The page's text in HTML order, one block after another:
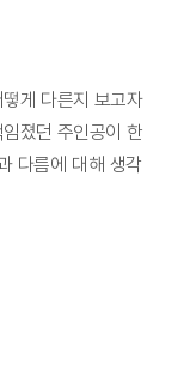
게 다른지 보고자
졌던 주인공이 한
다름에 대해 생각